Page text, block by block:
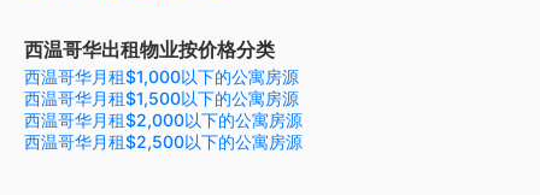
西温哥华出租物业按价格分类
西温哥华月租$1,000以下的公寓房源
西温哥华月租$1,500以下的公寓房源
西温哥华月租$2,000以下的公寓房源
西温哥华月租$2,500以下的公寓房源